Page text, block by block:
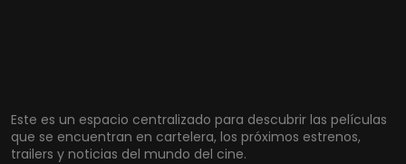
Este es un espacio centralizado para descubrir las películas
que se encuentran en cartelera, los próximos estrenos,
trailers y noticias del mundo del cine.